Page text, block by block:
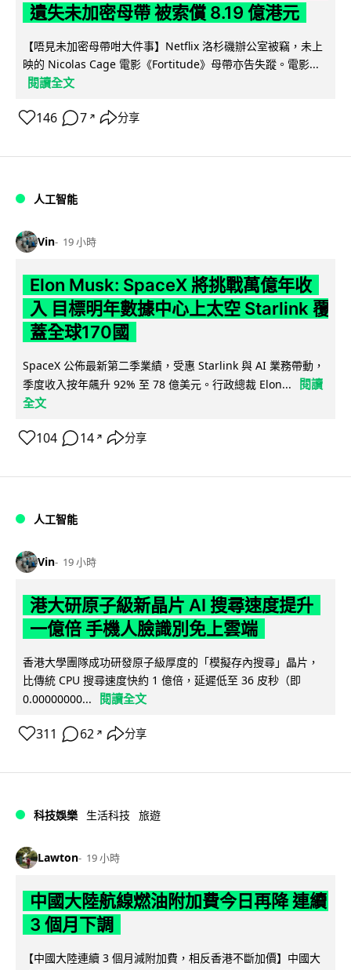
遺失未加密母帶 被索償 8.19 億港元
【唔見未加密母帶咁大件事】Netflix 洛杉磯辦公室被竊，未上
映的 Nicolas Cage 電影《Fortitude》母帶亦告失蹤。電影...
閱讀全文
146 7 ↗ 分享
人工智能
Vin 19 小時
Elon Musk: SpaceX 將挑戰萬億年收
入 目標明年數據中心上太空 Starlink 覆
蓋全球170國
SpaceX 公佈最新第二季業績，受惠 Starlink 與 AI 業務帶動，
季度收入按年飆升 92% 至 78 億美元。行政總裁 Elon...
閱讀
全文
104 14 ↗ 分享
人工智能
Vin 19 小時
港大研原子級新晶片 AI 搜尋速度提升
一億倍 手機人臉識別免上雲端
香港大學團隊成功研發原子級厚度的「模擬存內搜尋」晶片，
比傳統 CPU 搜尋速度快約 1 億倍，延遲低至 36 皮秒（即
0.00000000...
閱讀全文
311 62 ↗ 分享
科技娛樂 生活科技 旅遊
Lawton 19 小時
中國大陸航線燃油附加費今日再降 連續
3 個月下調
【中國大陸連續 3 個月減附加費，相反香港不斷加價】中國大